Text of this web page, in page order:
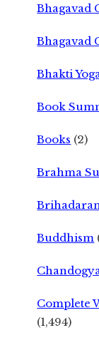
Bhagavad
Bhagavad
Bhakti
Book
Books (2)
Brahma
Buddhism
Complete
(1,494)